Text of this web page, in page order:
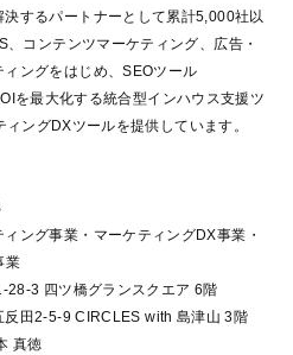
するパートナーとして累計5,000社以
コンテンツマーケティング、広告・
ングをはじめ、SEOツール
を最大化する統合型インハウス支援ツ
ングDXツールを提供しています。
グ事業・マーケティングDX事業・
業
3 四ツ橋グランスクエア 6階
田2-5-9 CIRCLES with 島津山 3階
真徳